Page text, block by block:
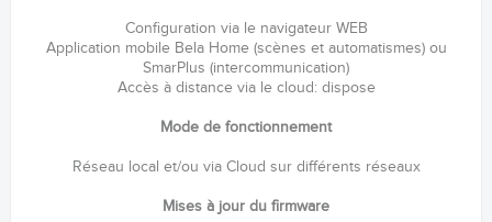
Configuration via le navigateur WEB
Application mobile Bela Home (scènes et automatismes) ou
SmarPlus (intercommunication)
Accès à distance via le cloud: dispose
Mode de fonctionnement
Réseau local et/ou via Cloud sur différents réseaux
Mises à jour du firmware